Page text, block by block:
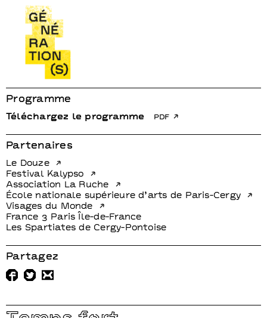
Programme
Téléchargez le programme pdf
Partenaires
Le Douze
Festival Kalypso
Association La Ruche
École nationale supérieure d’arts de Paris-Cergy
Visages du Monde
France 3 Paris Île-de-France
Les Spartiates de Cergy-Pontoise
Partagez